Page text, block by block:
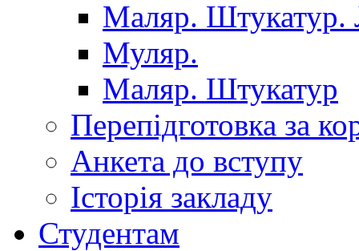
Маляр. Штукатур.
Муляр.
Маляр. Штукатур
Перепідготовка за
Анкета до вступу
Історія закладу
Студентам